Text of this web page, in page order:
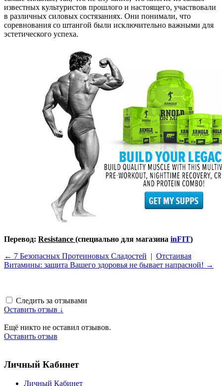
известных культуристов прошлого и настоящего, участвовали
в различных силовых состязаниях. Они понимали, что
соревнования со штангой были исключительно важными для
эстетического успеха.
Перевод: Resistance (специально для магазина inFIT)
← 7 Безопасных Протеиновых Сладостей | Отстаивая
Витамины: защита Вашего здоровья не бывает напрасной! →
Следить за отзывами
Оставить отзыв ↓
Ещё никто не оставил отзывов.
Оставить отзыв
Личный Кабинет
Личный Кабинет